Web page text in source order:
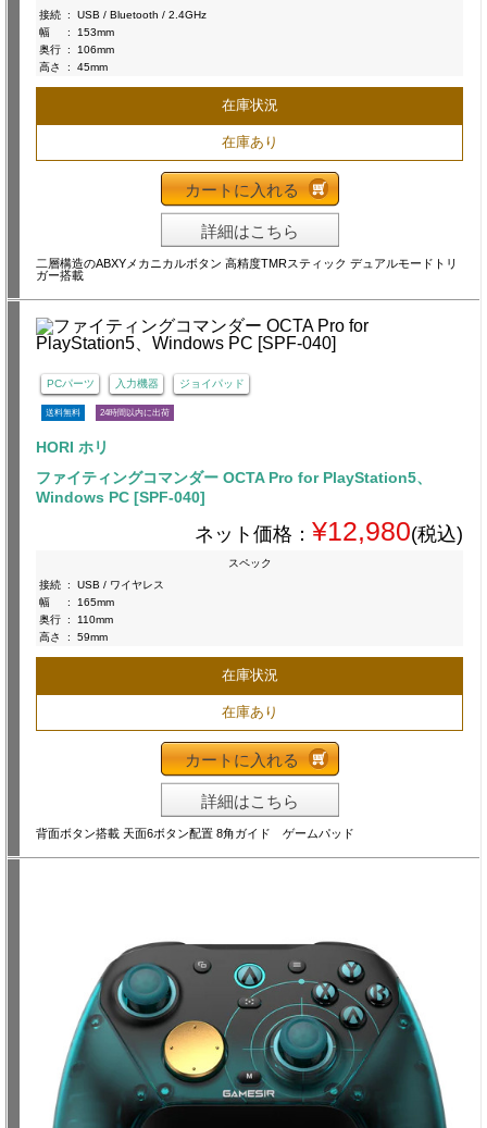
接続 :
USB / Bluetooth / 2.4GHz
幅
:
153mm
奥行 :
106mm
高さ
: 45mm
在庫状況
在庫あり
カートに入れる
詳細はこちら
二層構造のABXYメカニカルボタン 高精度TMRスティック デュアルモードトリ
ガー搭載
PCパーツ 入力機器 ジョイパッド
送料無料 24時間以内に出荷
HORI ホリ
ファイティングコマンダー OCTA Pro for PlayStation5、
Windows PC [SPF-040]
ネット価格： ¥12,980(税込)
スペック
接続 :
USB / ワイヤレス
幅
:
165mm
奥行 :
110mm
高さ
: 59mm
在庫状況
在庫あり
カートに入れる
詳細はこちら
背面ボタン搭載 天面6ボタン配置 8角ガイド ゲームパッド